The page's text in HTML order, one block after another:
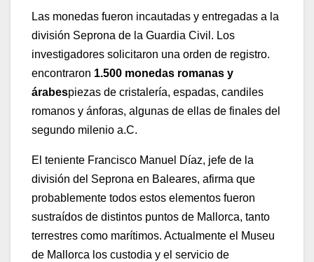
Las monedas fueron incautadas y entregadas a la
división Seprona de la Guardia Civil. Los
investigadores solicitaron una orden de registro.
encontraron 1.500 monedas romanas y
árabespiezas de cristalería, espadas, candiles
romanos y ánforas, algunas de ellas de finales del
segundo milenio a.C.
El teniente Francisco Manuel Díaz, jefe de la
división del Seprona en Baleares, afirma que
probablemente todos estos elementos fueron
sustraídos de distintos puntos de Mallorca, tanto
terrestres como marítimos. Actualmente el Museu
de Mallorca los custodia y el servicio de